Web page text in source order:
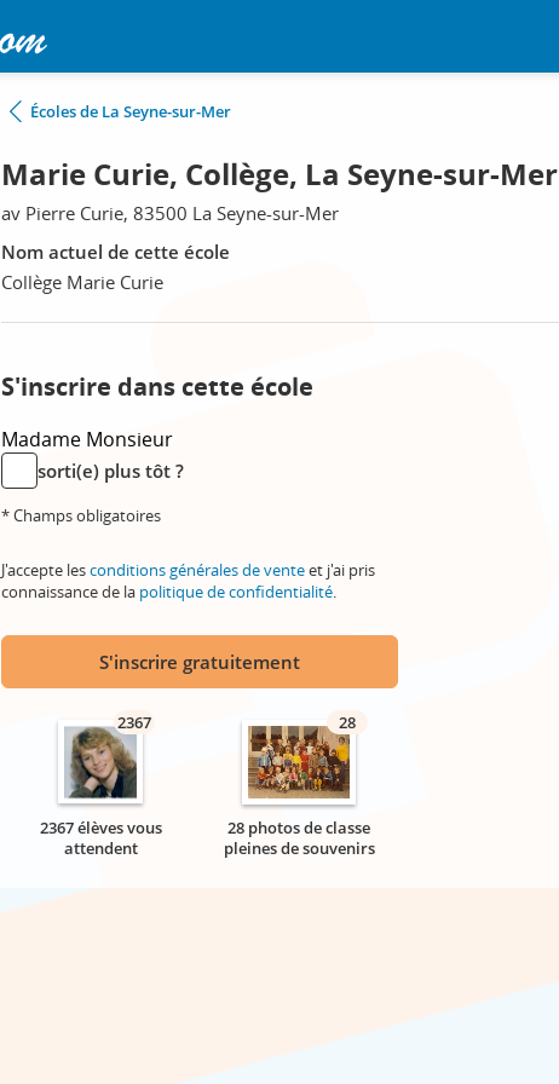
Écoles de La Seyne-sur-Mer
Marie Curie, Collège, La Seyne-sur-Mer
av Pierre Curie, 83500 La Seyne-sur-Mer
Nom actuel de cette école
Collège Marie Curie
S'inscrire dans cette école
Madame Monsieur
sorti(e) plus tôt ?
* Champs obligatoires
J'accepte lesconditions générales de venteet j'ai pris
connaissance de la politique de confidentialité.
S'inscrire gratuitement
2367
2367 élèves vous
attendent
28
28 photos de classe
pleines de souvenirs